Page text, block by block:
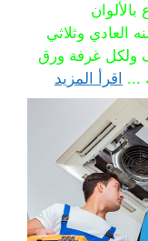
العادي وثلاثي
ولكل غرفة ورق
... اقرأ المزيد